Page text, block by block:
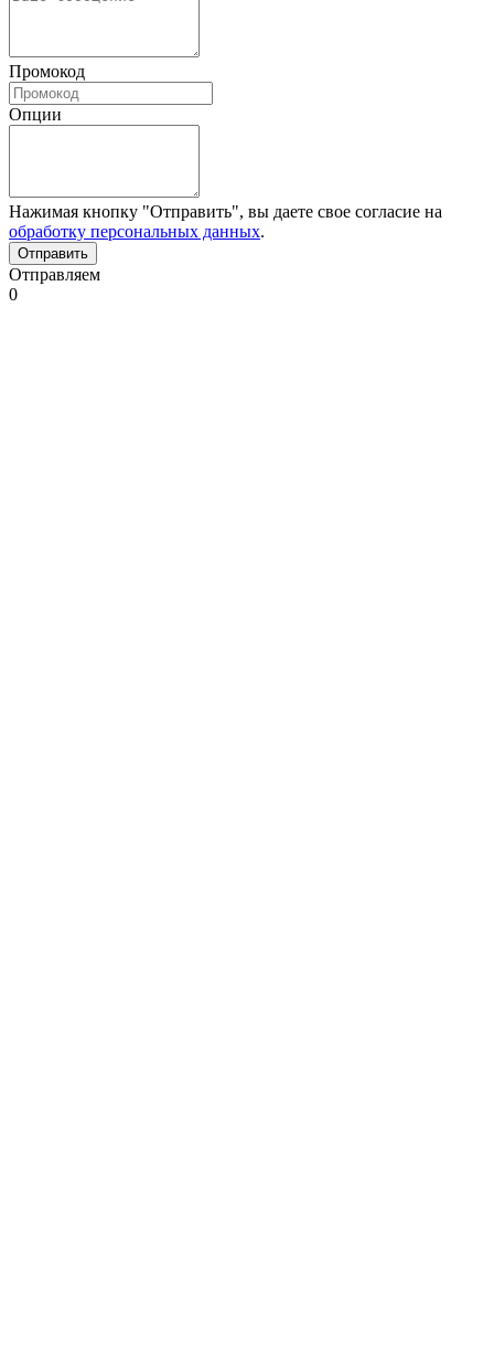
Промокод
Опции
Нажимая кнопку "Отправить", вы даете свое согласие на
обработку персональных данных.
Отправляем
0